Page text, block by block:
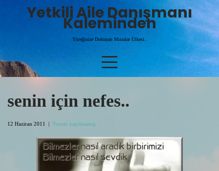
Yetkili Aile Danışmanı
Kaleminden
Yüreğinize Dokunan Mısralar Ülkesi..
senin için nefes..
12 Haziran 2011 | Yorum yapılmamış